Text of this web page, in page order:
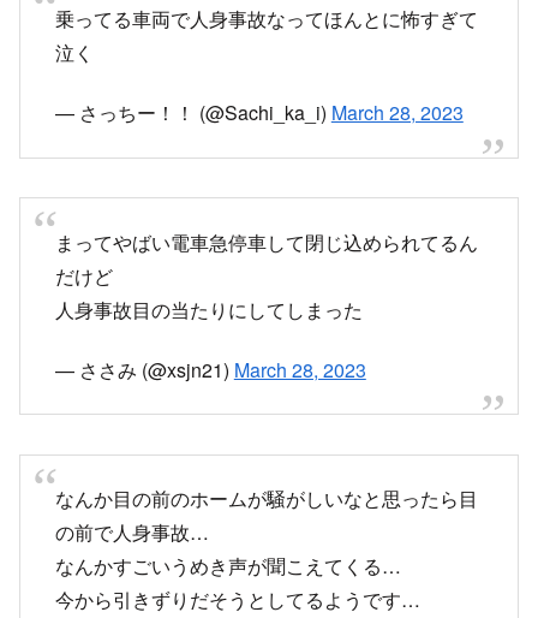
乗ってる車両で人身事故なってほんとに怖すぎて
泣く
— さっちー！！ (@Sachi_ka_i) March 28, 2023
まってやばい電車急停車して閉じ込められてるん
だけど
人身事故目の当たりにしてしまった
— ささみ (@xsjn21) March 28, 2023
なんか目の前のホームが騒がしいなと思ったら目
の前で人身事故…
なんかすごいうめき声が聞こえてくる…
今から引きずりだそうとしてるようです…